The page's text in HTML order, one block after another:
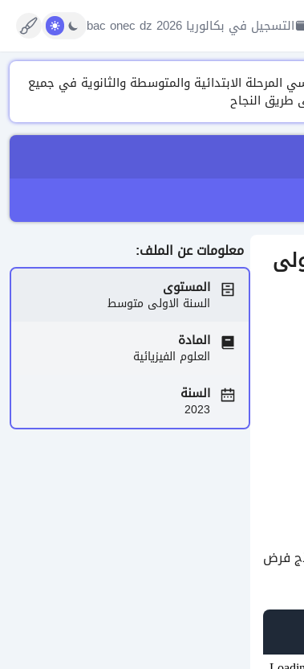
التسجيل في بكالوريا 2026 bac onec dz
ونماذج الفروض والاختبارات وتقييم المكتسبات 2026 لتلاميذ ومدرسي المرحلة الابتدائية والمتوسطة والثانوية في جميع
طريق النجاح
فرض
معلومات عن الملف:
المستوى
السنة الاولى متوسط
المادة
العلوم الفيزيائية
السنة
2023